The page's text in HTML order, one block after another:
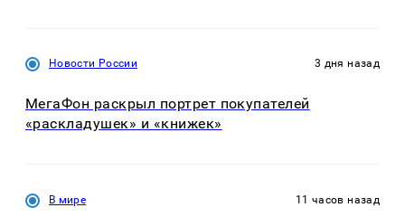
Новости России 3 дня назад
МегаФон раскрыл портрет покупателей
«раскладушек» и «книжек»
В мире 11 часов назад